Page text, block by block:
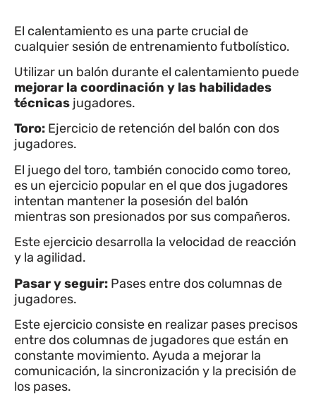
El calentamiento es una parte crucial de
cualquier sesión de entrenamiento futbolístico.
Utilizar un balón durante el calentamiento puede
mejorar la coordinación y las habilidades
técnicas jugadores.
Toro: Ejercicio de retención del balón con dos
jugadores.
El juego del toro, también conocido como toreo,
es un ejercicio popular en el que dos jugadores
intentan mantener la posesión del balón
mientras son presionados por sus compañeros.
Este ejercicio desarrolla la velocidad de reacción
y la agilidad.
Pasar y seguir: Pases entre dos columnas de
jugadores.
Este ejercicio consiste en realizar pases precisos
entre dos columnas de jugadores que están en
constante movimiento. Ayuda a mejorar la
comunicación, la sincronización y la precisión de
los pases.